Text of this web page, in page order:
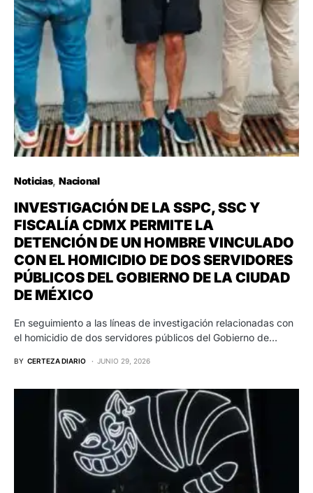
Noticias Nacional
INVESTIGACIÓN DE LA SSPC, SSC Y
FISCALÍA CDMX PERMITE LA
DETENCIÓN DE UN HOMBRE VINCULADO
CON EL HOMICIDIO DE DOS SERVIDORES
PÚBLICOS DEL GOBIERNO DE LA CIUDAD
DE MÉXICO
En seguimiento a las líneas de investigación relacionadas con
el homicidio de dos servidores públicos del Gobierno de…
BY CERTEZA DIARIO JUNIO 29, 2026